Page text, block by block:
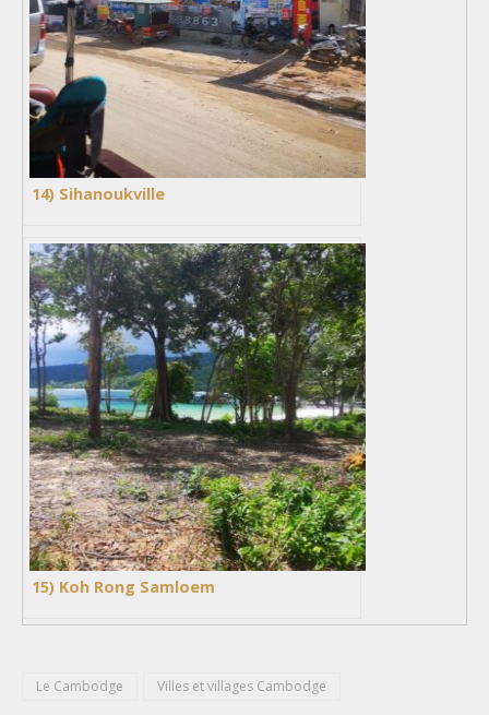
14) Sihanoukville
15) Koh Rong Samloem
Le Cambodge Villes et villages Cambodge